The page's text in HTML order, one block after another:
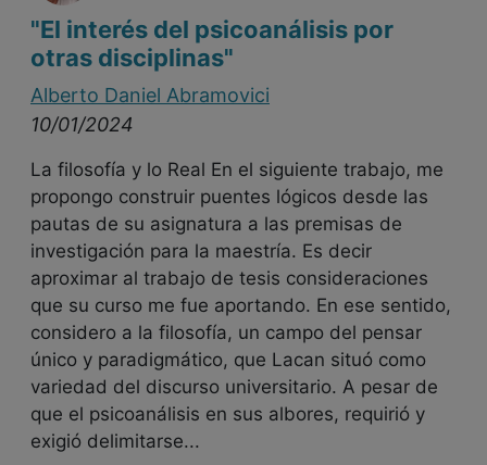
"El interés del psicoanálisis por
otras disciplinas"
Alberto Daniel Abramovici
10/01/2024
La filosofía y lo Real En el siguiente trabajo, me
propongo construir puentes lógicos desde las
pautas de su asignatura a las premisas de
investigación para la maestría. Es decir
aproximar al trabajo de tesis consideraciones
que su curso me fue aportando. En ese sentido,
considero a la filosofía, un campo del pensar
único y paradigmático, que Lacan situó como
variedad del discurso universitario. A pesar de
que el psicoanálisis en sus albores, requirió y
exigió delimitarse...